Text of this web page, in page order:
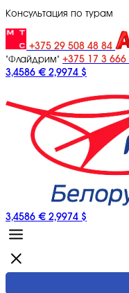
Консультация по турам
+375 29 508 48 84
"Флайдрим" +375 17 3 666
3,4586 € 2,9974 $
3,4586 € 2,9974 $